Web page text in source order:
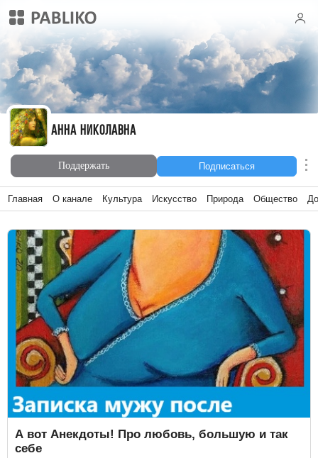
Анна Николавна
Анна Николавна
Поддержать Подписаться
Главная О канале Культура Искусство Природа Общество
А вот Анекдоты! Про любовь, большую и так
себе